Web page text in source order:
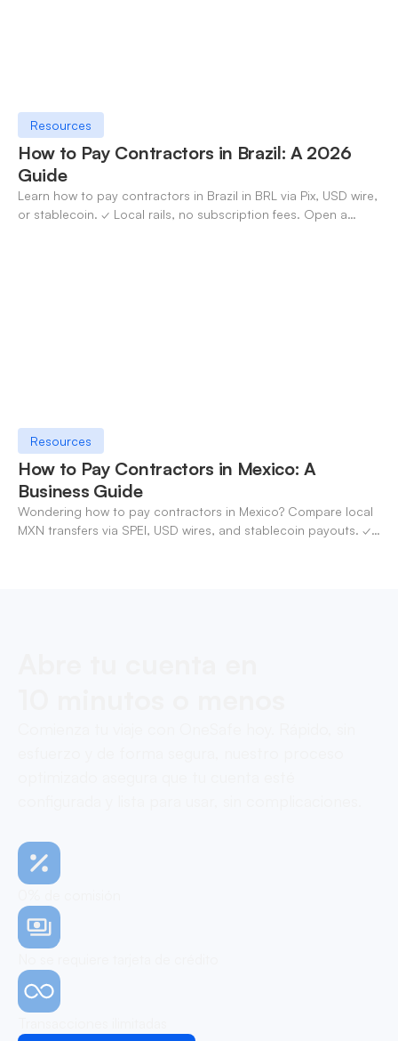
Resources
How to Pay Contractors in Brazil: A 2026
Guide
Learn how to pay contractors in Brazil in BRL via Pix, USD wire,
or stablecoin. ✓ Local rails, no subscription fees. Open a
Resources
How to Pay Contractors in Mexico: A
Business Guide
Wondering how to pay contractors in Mexico? Compare local
MXN transfers via SPEI, USD wires, and stablecoin payouts. ✓